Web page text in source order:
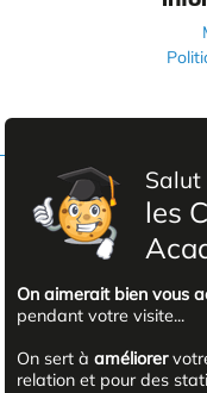
Salut
les
On aimerait bien vous
pendant votre visite...
On sert àaméliorer
relation et pour des